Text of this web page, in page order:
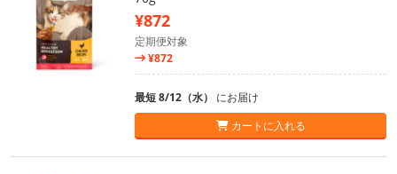
¥872
定期便対象
¥872
最短 8/12（水） にお届け
カートに入れる